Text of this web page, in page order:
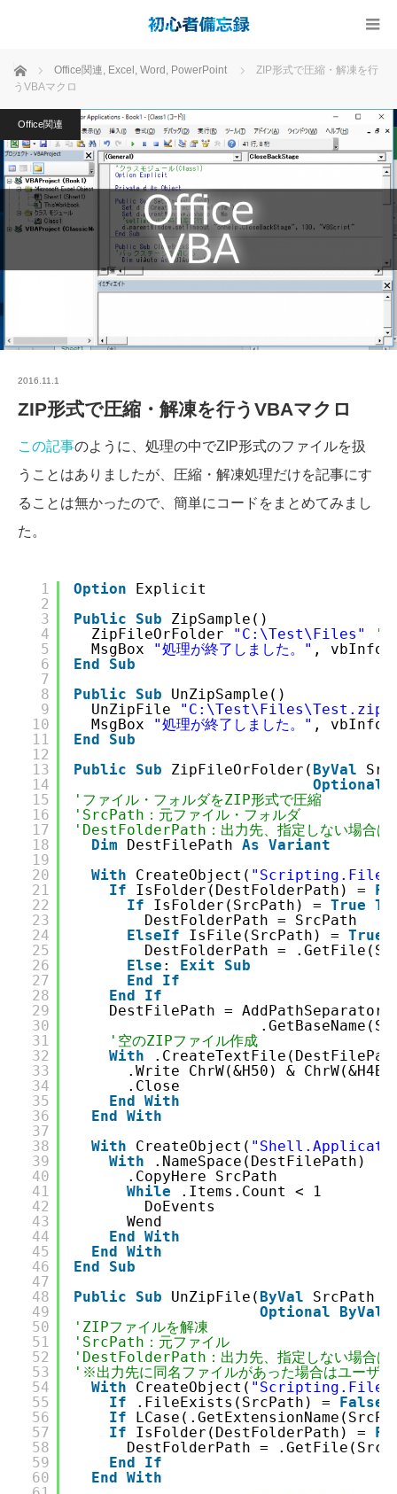
ホーム Office関連, Excel , Word , PowerPoint
ZIP形式で圧縮・解凍を行
うVBAマクロ
Office関連
2016.11.1
ZIP形式で圧縮・解凍を行うVBAマクロ
この記事のように、処理の中でZIP形式のファイルを扱
うことはありましたが、圧縮・解凍処理だけを記事にす
ることは無かったので、簡単にコードをまとめてみまし
た。
1
2
3
4
5
6
7
8
9
10
11
12
13
14
15
16
17
18
19
20
21
22
23
24
25
26
27
28
29
30
31
32
33
34
35
36
37
38
39
40
41
42
43
44
45
46
47
48
49
50
51
52
53
54
55
56
57
58
59
60
Option
Explicit
Public
Sub
ZipSample()
ZipFileOrFolder
"C:\Test\Files"
'
MsgBox
"処理が終了しました。" ,
End
Sub
Public
Sub
UnZipSample()
UnZipFile
"C:\Test\Files\Test.zip"
MsgBox
"処理が終了しました。" ,
End
Sub
Public
Sub ZipFileOrFolder( ByVal
Optional
'ファイル・フォルダをZIP形式で圧縮
'SrcPath：元ファイル・フォルダ
'DestFolderPath：出力先、指定しない場合は
Dim
DestFilePath As Variant
With
CreateObject(
If
IsFolder(DestFolderPath) =
If
IsFolder(SrcPath) = True
DestFolderPath = SrcPath
ElseIf
IsFile(SrcPath) = True
DestFolderPath =
Else : Exit
Sub
End
If
End
If
DestFilePath =
'空のZIPファイル作成
With
.Write ChrW(&H50) &
.Close
End
With
End
With
With
CreateObject(
With
.NameSpace(DestFilePath)
.CopyHere SrcPath
While
.Items.Count < 1
DoEvents
Wend
End
With
End
With
End
Sub
Public
Sub UnZipFile( ByVal SrcPath
Optional
ByVal
'ZIPファイルを解凍
'SrcPath：元ファイル
'DestFolderPath：出力先、指定しない場合は
'※出力先に同名ファイルがあった場合はユーザー
With
CreateObject(
If
.FileExists(SrcPath) = False
If
If
IsFolder(DestFolderPath) =
DestFolderPath =
End
If
End
With